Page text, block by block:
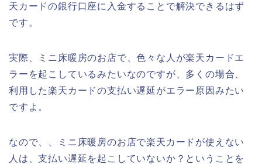
天カードの銀行口座に入金することで解決できるはず
です。
実際、ミニ床暖房のお店で、色々な人が楽天カードエ
ラーを起こしているみたいなのですが、多くの場合、
利用した楽天カードの支払い遅延がエラー原因みたい
ですよ。
なので、、ミニ床暖房のお店で楽天カードが使えない
人は、支払い遅延を起こしていないか？ということを